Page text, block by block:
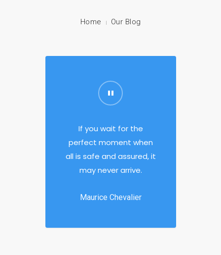
POLITYKA PRYWATNOŚCI
Home Our Blog
If you wait for the
perfect moment when
all is safe and assured, it
may never arrive.
Maurice Chevalier